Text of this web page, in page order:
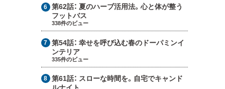
第62話：夏のハーブ活用法。心と体が整う
フットバス
338件のビュー
第54話：幸せを呼び込む春のドーパミンイ
ンテリア
335件のビュー
第61話： スローな時間を。自宅でキャンド
ルナイト